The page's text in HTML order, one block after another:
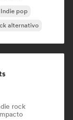
Indie pop
alternativo
rock